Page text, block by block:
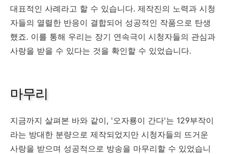
대표적인 사례라고 할 수 있습니다. 제작진의 노력과 시청
자들의 열렬한 반응이 결합되어 성공적인 작품으로 탄생
했죠. 이를 통해 우리는 장기 연속극이 시청자들의 관심과
사랑을 받을 수 있다는 것을 확인할 수 있었습니다.
마무리
지금까지 살펴본 바와 같이, '오자룡이 간다'는 129부작이
라는 방대한 분량으로 제작되었지만 시청자들의 뜨거운
사랑을 받으며 성공적으로 방송을 마무리할 수 있었습니